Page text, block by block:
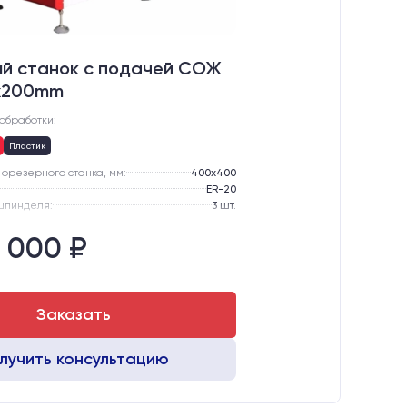
станок с подачей СОЖ
Пластик
станка, мм:
400х400
ER-20
3 шт.
000 ₽
Заказать
консультацию